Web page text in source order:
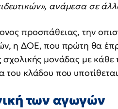
ανάμεσα σε
προσπάθειας, την
η ΔΟΕ, που πρώτη θα
σχολικής μονάδας με
του κλάδου που
των αγωγών